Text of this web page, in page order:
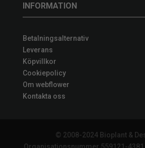
INFORMATION
Betalningsalternativ
Leverans
Köpvillkor
Cookiepolicy
Om webflower
Kontakta oss
© 2008-2024 Bioplant &
Organisationsnummer 559121-4381